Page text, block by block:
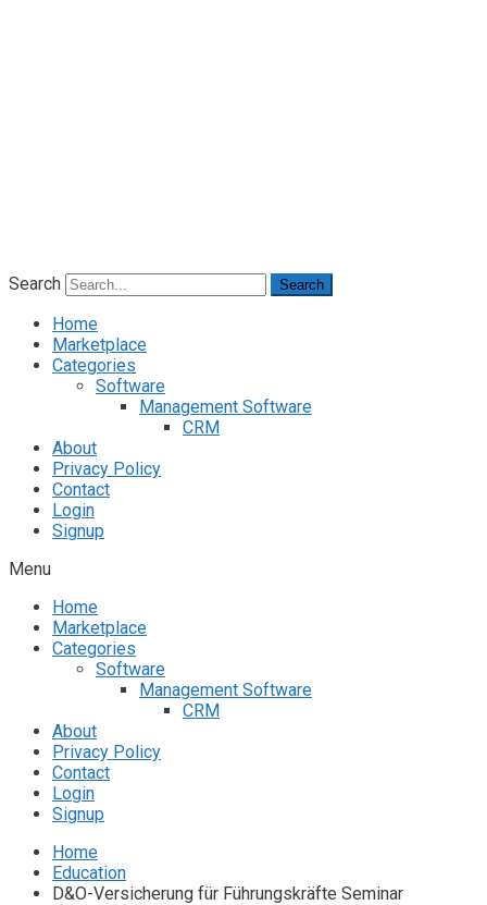
Search Search
Home
Marketplace
Categories
Software
Management Software
CRM
About
Privacy Policy
Contact
Login
Signup
Menu
Home
Marketplace
Categories
Software
Management Software
CRM
About
Privacy Policy
Contact
Login
Signup
Home
Education
D&O-Versicherung für Führungskräfte Seminar